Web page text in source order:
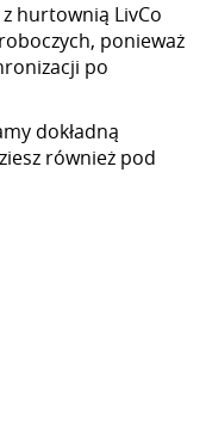
hurtownią LivCo
ponieważ
po
dokładną
również pod